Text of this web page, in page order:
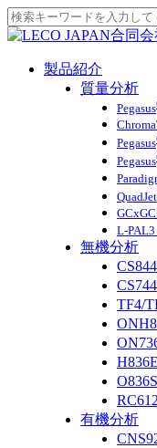
製品紹介
質量分析
Pegasus
Pegasus
Pegasus
QuadJet
L-
無機分析
TF4/
有機分析